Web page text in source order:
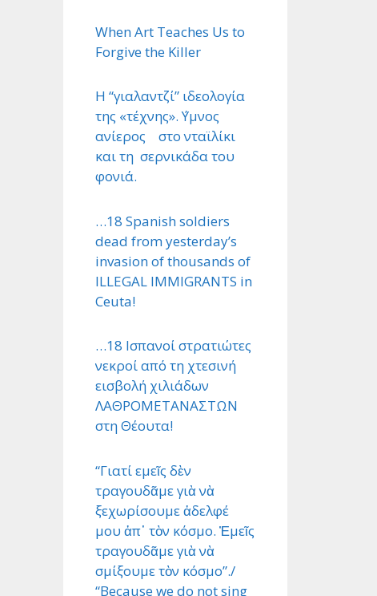
When Art Teaches Us to
Forgive the Killer
Η “γιαλαντζί” ιδεολογία
της «τέχνης». ΄Υμνος
ανίερος στο νταϊλίκι
και τη σερνικάδα του
φονιά.
…18 Spanish soldiers
dead from yesterday’s
invasion of thousands of
ILLEGAL IMMIGRANTS in
Ceuta!
…18 Ισπανοί στρατιώτες
νεκροί από τη χτεσινή
εισβολή χιλιάδων
ΛΑΘΡΟΜΕΤΑΝΑΣΤΩΝ
στη Θέουτα!
“Γιατί εμεῖς δὲν
τραγουδᾶμε γιὰ νὰ
ξεχωρίσουμε ἀδελφέ
μου ἀπ᾿ τὸν κόσμο. Ἐμεῖς
τραγουδᾶμε γιὰ νὰ
σμίξουμε τὸν κόσμο”./
“Because we do not sing